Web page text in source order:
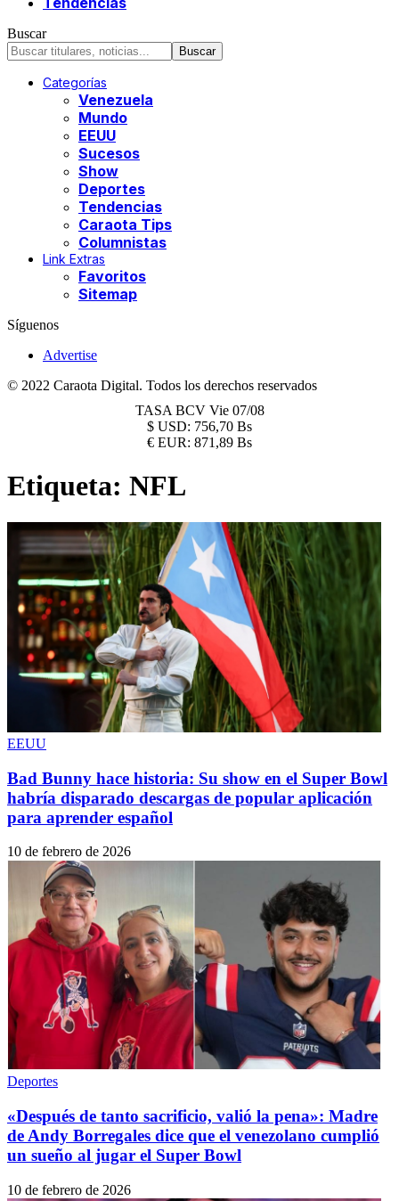
Buscar
Categorías
Venezuela
Mundo
EEUU
Sucesos
Show
Deportes
Tendencias
Caraota Tips
Columnistas
Link Extras
Favoritos
Sitemap
Síguenos
Advertise
© 2022 Caraota Digital. Todos los derechos reservados
TASA BCV Vie 07/08
$ USD: 756,70 Bs
€ EUR: 871,89 Bs
Etiqueta: NFL
EEUU
Bad Bunny hace historia: Su show en el Super Bowl
habría disparado descargas de popular aplicación
para aprender español
10 de febrero de 2026
Deportes
«Después de tanto sacrificio, valió la pena»: Madre
de Andy Borregales dice que el venezolano cumplió
un sueño al jugar el Super Bowl
10 de febrero de 2026